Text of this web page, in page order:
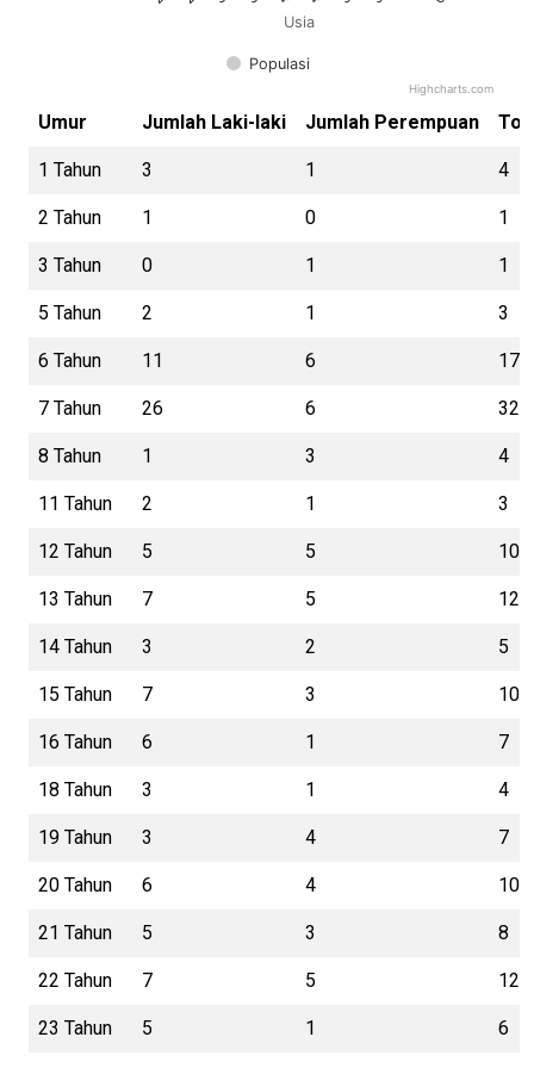
Usia
Populasi
Highcharts.com
End of interactive chart.
Umur Jumlah Laki-laki Jumlah Perempuan
1 Tahun 3 1 4
2 Tahun 1 0 1
3 Tahun 0 1 1
5 Tahun 2 1 3
6 Tahun 11 6 17
7 Tahun 26 6 32
8 Tahun 1 3 4
11 Tahun 2 1 3
12 Tahun 5 5 10
13 Tahun 7 5 12
14 Tahun 3 2 5
15 Tahun 7 3 10
16 Tahun 6 1 7
18 Tahun 3 1 4
19 Tahun 3 4 7
20 Tahun 6 4 10
21 Tahun 5 3 8
22 Tahun 7 5 12
23 Tahun 5 1 6